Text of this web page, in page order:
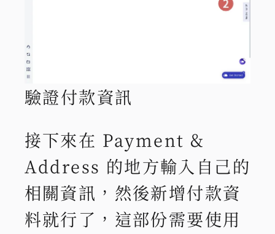
驗證付款資訊
接下來在 Payment &
Address 的地方輸入自己的
相關資訊，然後新增付款資
料就行了，這部份需要使用